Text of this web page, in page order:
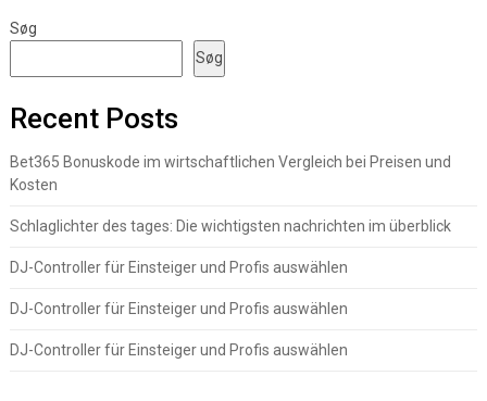
Søg
Søg
Recent Posts
Bet365 Bonuskode im wirtschaftlichen Vergleich bei Preisen und
Kosten
Schlaglichter des tages: Die wichtigsten nachrichten im überblick
DJ-Controller für Einsteiger und Profis auswählen
DJ-Controller für Einsteiger und Profis auswählen
DJ-Controller für Einsteiger und Profis auswählen